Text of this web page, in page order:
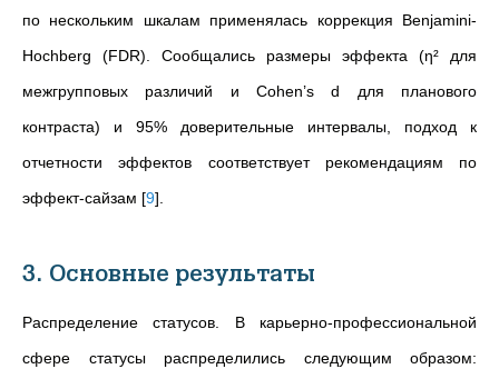
по нескольким шкалам применялась коррекция Benjamini-
Hochberg (FDR). Сообщались размеры эффекта (η² для
межгрупповых различий и Cohen’s d для планового
контраста) и 95% доверительные интервалы, подход к
отчетности эффектов соответствует рекомендациям по
эффект-сайзам [9]
3. Основные результаты
Распределение статусов. В карьерно-профессиональной
сфере статусы распределились следующим образом: